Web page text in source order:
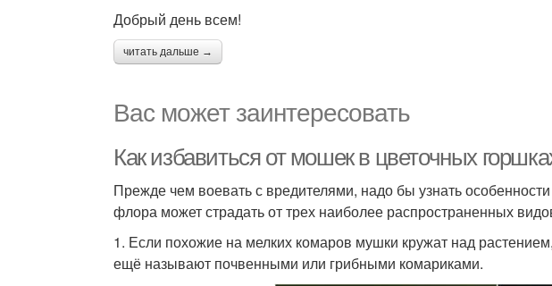
Добрый день всем!
читать дальше →
Вас может заинтересовать
Как избавиться от мошек в цветочных
Прежде чем воевать с вредителями, надо бы узнать
флора может страдать от трех наиболее распространенных
1. Если похожие на мелких комаров мушки кружат над
ещё называют почвенными или грибными комариками.